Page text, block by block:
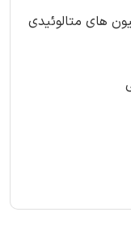
های متالوئیدی